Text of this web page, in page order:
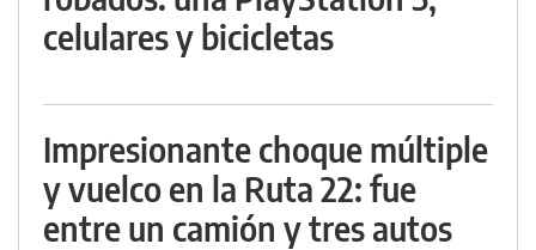
celulares y bicicletas
Impresionante choque múltiple
y vuelco en la Ruta 22: fue
entre un camión y tres autos